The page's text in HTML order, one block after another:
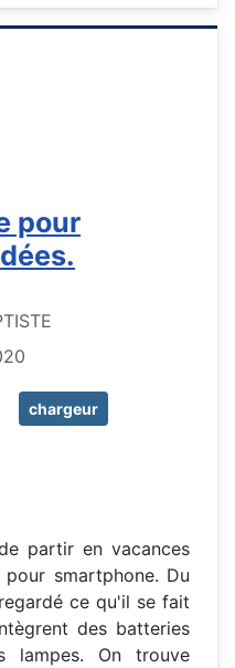
pour
chargeur
partir en vacances
smartphone. Du
ce qu'il se fait
des batteries
lampes. On trouve